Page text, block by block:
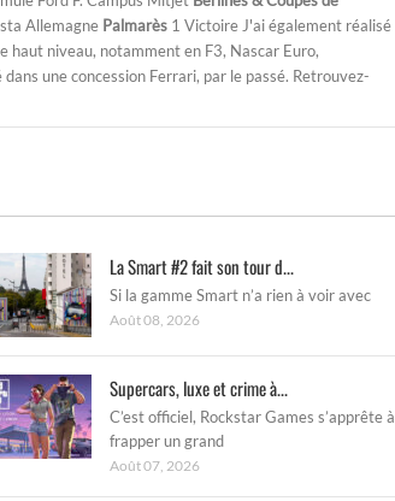
Allemagne Palmarès 1 Victoire J'ai également réalisé
haut niveau, notamment en F3, Nascar Euro,
une concession Ferrari, par le passé. Retrouvez-
La Smart #2 fait son tour d...
Si la gamme Smart n’a rien à voir avec
Août 08, 2026
Supercars, luxe et crime à...
C’est officiel, Rockstar Games s’apprête à
frapper un grand
Août 07, 2026